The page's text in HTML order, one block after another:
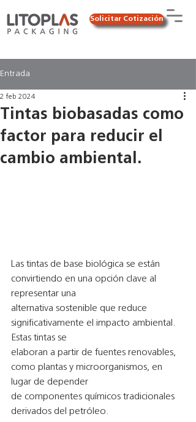
Solicitar Cotización
Entrada
Tintas biobasadas como
factor para reducir el
cambio ambiental.
2 feb 2024
Las tintas de base biológica se están
convirtiendo en una opción clave al
representar una
alternativa sostenible que reduce
significativamente el impacto ambiental.
Estas tintas se
elaboran a partir de fuentes renovables,
como plantas y microorganismos, en
lugar de depender
de componentes químicos tradicionales
derivados del petróleo.